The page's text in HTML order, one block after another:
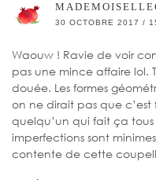
30 OCTOBRE 2017 /
Waouw ! Ravie de voir
pas une mince affaire lol.
douée. Les formes
on ne dirait pas que
quelqu’un qui fait ça tous
imperfections sont
contente de cette